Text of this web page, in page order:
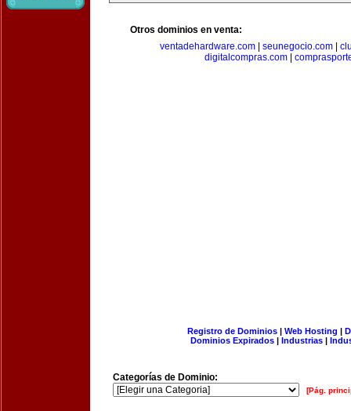
Otros dominios en venta:
ventadehardware.com| seunegocio.com|
digitalcompras.com
Registro de Dominios| Web Hosting |
Dominios Expirados | Industrias |
Categorías de Dominio:
[Pág.